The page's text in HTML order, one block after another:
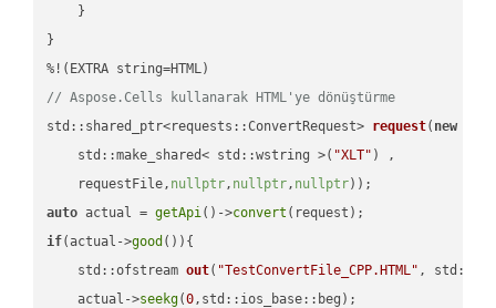
    }
}
// Aspose.Cells kullanarak HTML'ye dönüştürme
std::shared_ptr<requests::ConvertRequest> request( new
    std::make_shared< std::wstring >(
"XLT" ) ,
    requestFile,
nullptr, nullptr, nullptr))
auto actual = getApi()->convert
if(actual->good ()){
std::ofstream out( "TestConvertFile_CPP.HTML" ,
    actual->
seekg(0,std::ios_base::beg);